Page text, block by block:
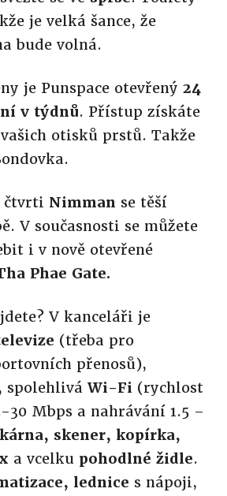
je velká šance, že
bude volná.
je Punspace otevřený 24
v týdnů. Přístup získáte
otisků prstů. Takže
čtvrti Nimman se těší
V současnosti se můžete
i v nově otevřené
Phae Gate.
V kanceláři je
(třeba pro
přenosů),
, spolehlivá Wi-Fi (rychlost
30 Mbps a nahrávání 1.5 –
skener, kopírka,
a vcelku pohodlné židle.
lednice s nápoji,